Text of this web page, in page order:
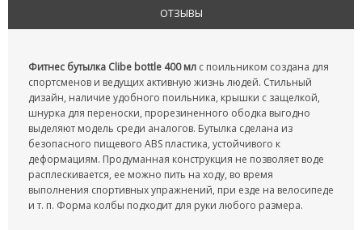
ТЕРМОКРУЖКИ
ТОВАРЫ ДЛЯ САДА
ОСВЕЩЕНИЕ
ОХЛАЖДАЮЩИЕ СТАКАНЫ
ОТЗЫВЫ
Фитнес бутылка Clibe bottle 400 мл с поильником создана для
спортсменов и ведущих активную жизнь людей. Стильный
дизайн, наличие удобного поильника, крышки с защелкой,
шнурка для переноски, прорезиненного ободка выгодно
выделяют модель среди аналогов. Бутылка сделана из
безопасного пищевого ABS пластика, устойчивого к
деформациям. Продуманная конструкция не позволяет воде
расплескивается, ее можно пить на ходу, во время
выполнения спортивных упражнений, при езде на велосипеде
и т. п. Форма колбы подходит для руки любого размера.